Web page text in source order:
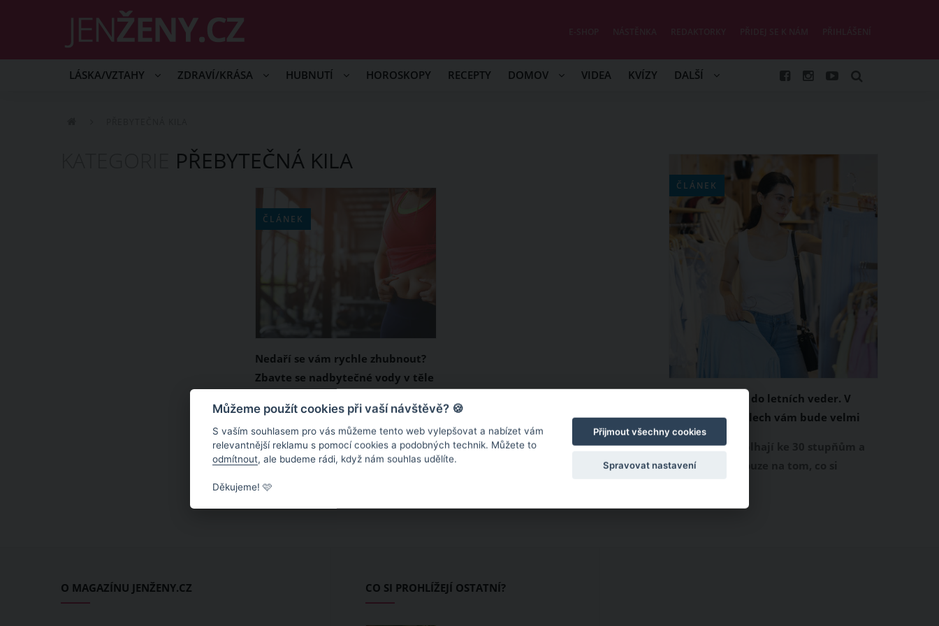
LÁSKA/VZTAHY ZDRAVÍ/KRÁSA HUBNUTÍ HOROSKOPY RECEPTY DOMOV VIDEA KVÍZY DALŠÍ
PŘEBYTEČNÁ KILA
ČLÁNEK
Nedaří se vám rychle zhubnout?
Zbavte se nadbytečné vody v těle
Nedaří se vám zhubnout? Ve
většině případů je hlavní příčinou
zadržování vody v těle. A co
všechno tedy toto zadržování
může způsobovat a jak se
ČLÁNEK
Chladivá móda do letních veder. V
těchto materiálech vám bude velmi
příjemně
Když teploty šplhají ke 30 stupňům a
výš, nezáleží pouze na tom, co si
ušité. Některé materiály totiž zadržují
CO SI PROHLÍŽEJÍ OSTATNÍ?
O MAGAZÍNU JENŽENY.CZ
Můžeme použít cookies při vaší návštěvě? 🍪
S vaším souhlasem pro vás můžeme tento web vylepšovat a nabízet vám
relevantnější reklamu s pomocí cookies a podobných technik. Můžete to
odmítnout, ale budeme rádi, když nám souhlas udělíte.
Děkujeme! 🩷
Přijmout všechny cookies
Spravovat nastavení